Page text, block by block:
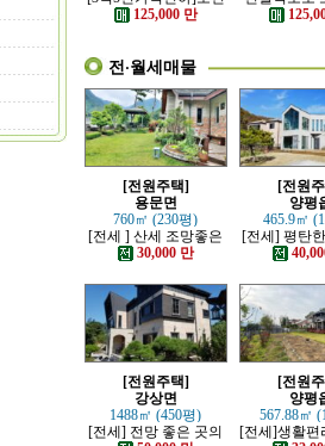
하고 고급스러운 본채,
별채있는 전원주택
125,000 만
강조망 고급
전·월세매물
[전원주택]
용문면
760㎡ (230평)
[전세 ] 산세 조망좋은
정원 예쁜, 단층주택
30,000 만
[전원
양평
465.9㎡
[전세] 평탄
평시내 차량
수한 전
[전원주택]
강상면
1488㎡ (450평)
[전세] 전망 좋은 곳의
[전원
양평
567.88㎡
[전세]생활편